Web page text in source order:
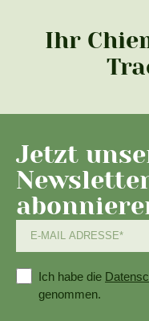
Ihr
Jetzt
Ich habe die
genommen.